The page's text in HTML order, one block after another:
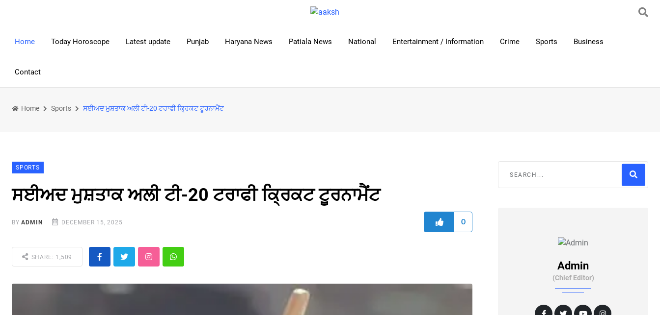
Home Today Horoscope Latest update Punjab Haryana News Patiala News National Entertainment / Information Crime Sports Business
Contact
Home Sports ਸਈਅਦ ਮੁਸ਼ਤਾਕ ਅਲੀ ਟੀ-20 ਟਰਾਫੀ ਕ੍ਰਿਕਟ ਟੂਰਨਾਮੈਂਟ
SPORTS
ਸਈਅਦ ਮੁਸ਼ਤਾਕ ਅਲੀ ਟੀ-20 ਟਰਾਫੀ ਕ੍ਰਿਕਟ ਟੂਰਨਾਮੈਂਟ
BYADMIN DECEMBER 15, 2025 0
SHARE: 1,509
Admin
(Chief Editor)